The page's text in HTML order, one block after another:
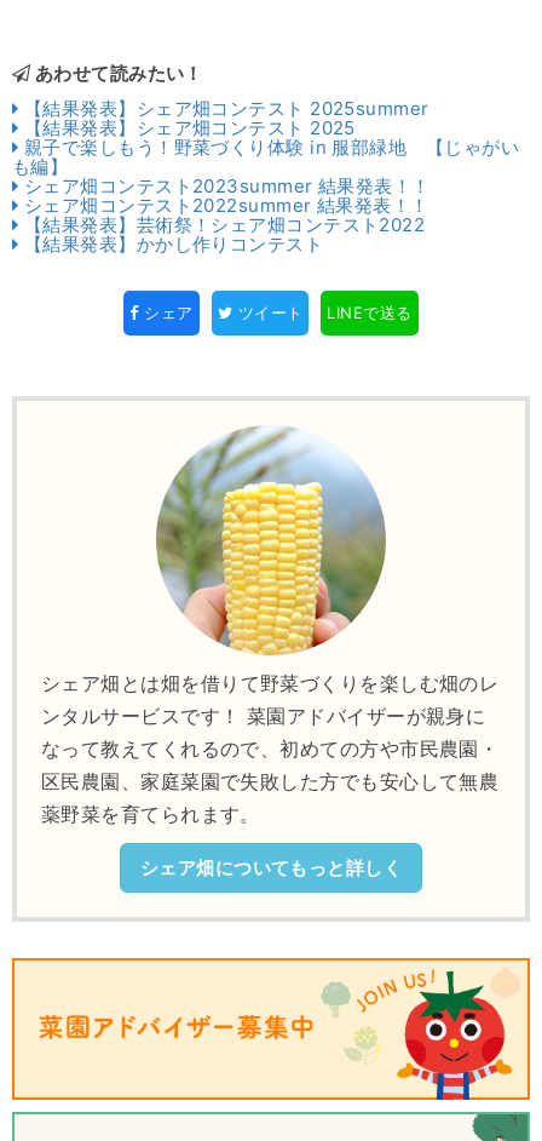
あわせて読みたい！
【結果発表】シェア畑コンテスト 2025summer
【結果発表】シェア畑コンテスト 2025
親子で楽しもう！野菜づくり体験 in 服部緑地 【じゃがい
も編】
シェア畑コンテスト2023summer 結果発表！！
シェア畑コンテスト2022summer 結果発表！！
【結果発表】芸術祭！シェア畑コンテスト2022
【結果発表】かかし作りコンテスト
シェア ツイート LINEで送る
シェア畑とは畑を借りて野菜づくりを楽しむ畑のレ
ンタルサービスです！ 菜園アドバイザーが親身に
なって教えてくれるので、初めての方や市民農園・
区民農園、家庭菜園で失敗した方でも安心して無農
薬野菜を育てられます。
シェア畑についてもっと詳しく